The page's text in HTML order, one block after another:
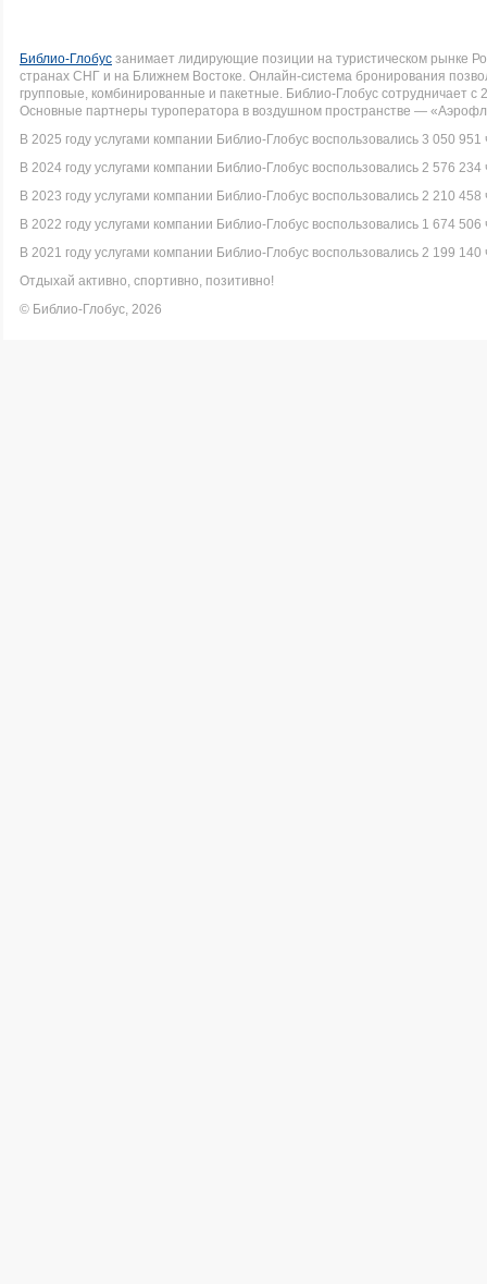
Библио-Глобус занимает лидирующие позиции на туристическом рынке
странах СНГ и на Ближнем Востоке. Онлайн-система бронирования
групповые, комбинированные и пакетные. Библио-Глобус сотрудничает
Основные партнеры туроператора в воздушном пространстве —
В 2025 году услугами компании Библио-Глобус воспользовались 3 050 951
В 2024 году услугами компании Библио-Глобус воспользовались 2 576 234
В 2023 году услугами компании Библио-Глобус воспользовались 2 210 458
В 2022 году услугами компании Библио-Глобус воспользовались 1 674 506
В 2021 году услугами компании Библио-Глобус воспользовались 2 199 140
Отдыхай активно, спортивно, позитивно!
© Библио-Глобус, 2026